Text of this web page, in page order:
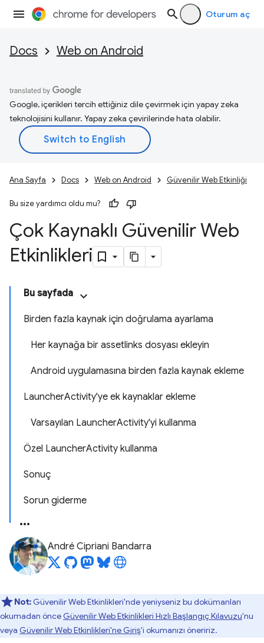
Oturum aç
Docs Web on Android
Google, içerikleri tercih ettiğiniz dile çevirmek için yapay zeka
teknolojisini kullanır. Yapay zeka çevirilerinde hata olabilir.
Ana Sayfa Docs Web on Android Güvenilir Web Etkinliği
Bu size yardımcı oldu mu?
Çok Kaynaklı Güvenilir Web
Etkinlikleri
Bu sayfada
Birden fazla kaynak için doğrulama ayarlama
Her kaynağa bir assetlinks dosyası ekleyin
Android uygulamasına birden fazla kaynak ekleme
LauncherActivity'ye ek kaynaklar ekleme
Varsayılan LauncherActivity'yi kullanma
Özel LauncherActivity kullanma
Sonuç
Sorun giderme
André Cipriani Bandarra
Not: Güvenilir Web Etkinlikleri'nde yeniyseniz bu dokümanları
okumadan önce Güvenilir Web Etkinlikleri Hızlı Başlangıç Kılavuzu'nu
veya Güvenilir Web Etkinlikleri'ne Giriş'i okumanızı öneririz.